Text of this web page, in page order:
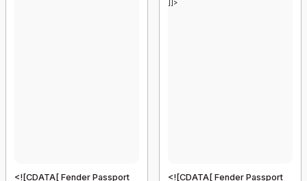
<![CDATA[ Fender Passport
<![CDATA[ Fender Passport